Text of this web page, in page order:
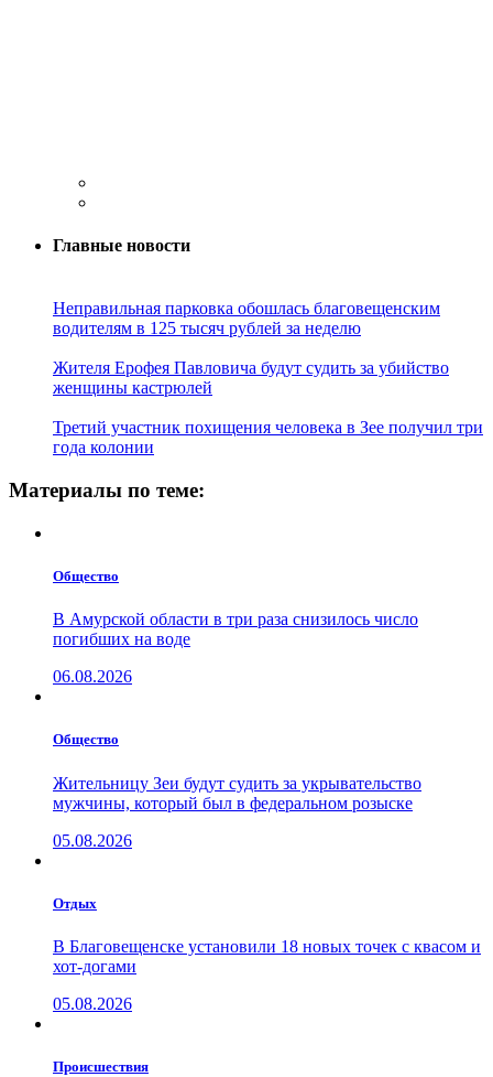
Главные новости
Неправильная парковка обошлась благовещенским
водителям в 125 тысяч рублей за неделю
Жителя Ерофея Павловича будут судить за убийство
женщины кастрюлей
Третий участник похищения человека в Зее получил три
года колонии
Материалы по теме:
Общество
В Амурской области в три раза снизилось число
погибших на воде
06.08.2026
Общество
Жительницу Зеи будут судить за укрывательство
мужчины, который был в федеральном розыске
05.08.2026
Отдых
В Благовещенске установили 18 новых точек с квасом и
хот-догами
05.08.2026
Проиcшествия